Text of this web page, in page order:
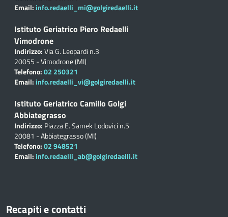
Email: info.redaelli_mi@golgiredaelli.it
Istituto Geriatrico Piero Redaelli
Vimodrone
Indirizzo:Via G. Leopardi n.3
20055 - Vimodrone (MI)
Telefono:02 250321
Email: info.redaelli_vi@golgiredaelli.it
Istituto Geriatrico Camillo Golgi
Abbiategrasso
Indirizzo: Piazza E. Samek Lodovici n.5
20081 - Abbiategrasso (MI)
Telefono:02 948521
Email: info.redaelli_ab@golgiredaelli.it
Recapiti e contatti